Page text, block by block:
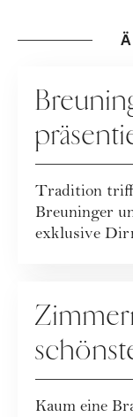
Dirndl-
Tradition
Breuninger
exklusive
Sie sie
Kaum eine